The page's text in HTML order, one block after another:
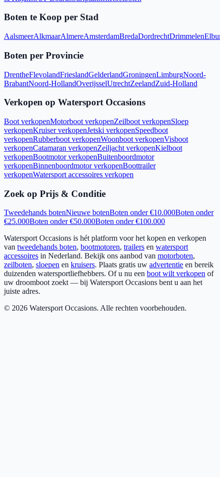
Boten te Koop per Stad
AalsmeerAlkmaarAlmereAmsterdamBredaDordrechtDrimmelen
Boten per Provincie
DrentheFlevolandFrieslandGelderlandGroningenLimburgNoord-
BrabantNoord-HollandOverijsselUtrechtZeelandZuid-Holland
Verkopen op Watersport Occasions
Boot verkopenMotorboot verkopenZeilboot verkopenSloep
verkopenKruiser verkopenJetski verkopenSpeedboot
verkopenRubberboot verkopenWoonboot verkopenVisboot
verkopenCatamaran verkopenZeiljacht verkopenKielboot
verkopenBootmotor verkopenBuitenboordmotor
verkopenBinnenboordmotor verkopenBoottrailer
verkopenWatersport accessoires verkopen
Zoek op Prijs & Conditie
Tweedehands botenNieuwe botenBoten onder €10.000Boten onder
€25.000Boten onder €50.000Boten onder €100.000
Watersport Occasions is hét platform voor het kopen en verkopen
van tweedehands boten, bootmotoren, trailers en watersport
accessoires in Nederland. Bekijk ons aanbod van motorboten,
zeilboten, sloepen en kruisers. Plaats gratis uw advertentie en bereik
duizenden watersportliefhebbers. Of u nu een boot wilt verkopen of
uw droomboot zoekt — bij Watersport Occasions bent u aan het
juiste adres.
© 2026 Watersport Occasions. Alle rechten voorbehouden.